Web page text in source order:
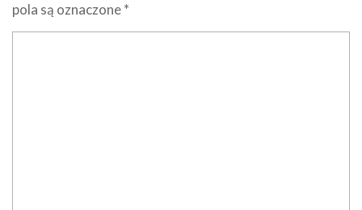
pola są oznaczone*